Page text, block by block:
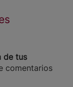
de tus
comentarios